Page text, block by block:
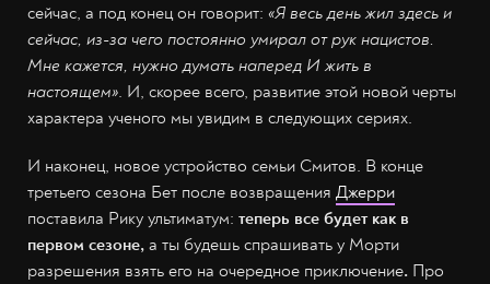
сейчас, а под конец он говорит: «Я весь день жил здесь и
сейчас, из-за чего постоянно умирал от рук нацистов.
Мне кажется, нужно думать наперед И жить в
настоящем». И, скорее всего, развитие этой новой черты
характера ученого мы увидим в следующих сериях.
И наконец, новое устройство семьи Смитов. В конце
третьего сезона Бет после возвращения Джерри
поставила Рику ультиматум: теперь все будет как в
первом сезоне, а ты будешь спрашивать у Морти
разрешения взять его на очередное приключение. Про